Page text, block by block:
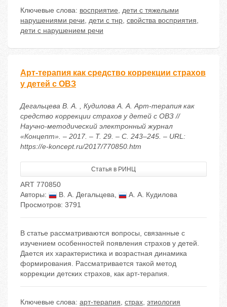
Ключевые слова: восприятие, дети с тяжелыми
нарушениями речи, дети с тнр, свойства восприятия,
дети с нарушением речи
Арт-терапия как средство коррекции страхов
у детей с ОВЗ
Дегальцева В. А. , Кудилова А. А. Арт-терапия как
средство коррекции страхов у детей с ОВЗ //
Научно-методический электронный журнал
«Концепт». – 2017. – Т. 29. – С. 243–245. – URL:
https://e-koncept.ru/2017/770850.htm
Статья в РИНЦ
ART 770850
Авторы:
В. А. Дегальцева,
А. А. Кудилова
Просмотров: 3791
В статье рассматриваются вопросы, связанные с
изучением особенностей появления страхов у детей.
Дается их характеристика и возрастная динамика
формирования. Рассматривается такой метод
коррекции детских страхов, как арт-терапия.
Ключевые слова: арт-терапия, страх, этиология